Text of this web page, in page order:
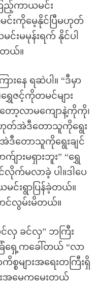
ည့်ကာယမင်း
င်းကိုမေ့နိုင်ပြီမဟုတ်
င်းမမုန်းရက် နိုင်ပါ
တယ်။
နေ ရဆဲပါ။ “ဒီမှာ
ဇင့်ကိုတမင်များ
ော့လာမကျောနဲ့ကိုကို၊
ဟုတ်အဲဒီတောသူကိုရွေး
အဲဒီတောသူကိုရွေးချင်
းမရှားဘူး” “ရွှေ
လိုက်မလာခဲ့ ပါ။ဒါပေ
င်းရွာပြန်ခဲ့တယ်။
င်လွမ်းမိတယ်။
လှ ခင်လှ” ဘကြီး
ရှေ့ကခေါ်တယ် “လာ
စ္စများအရေးတကြီးရှိ
းအမေကမေးတယ်